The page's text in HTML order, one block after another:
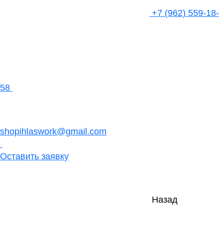
+7 (962) 559-18-
58
shopihlaswork@gmail.com
Оставить заявку
Назад